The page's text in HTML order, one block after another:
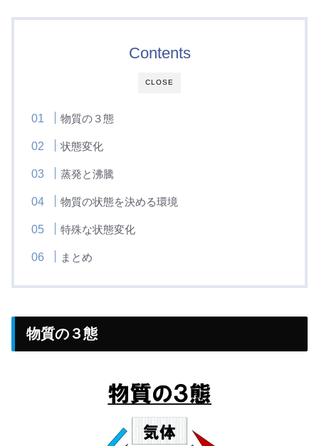
CLOSE
Contents
物質の３態
状態変化
蒸発と沸騰
物質の状態を決める環境
特殊な状態変化
まとめ
物質の３態